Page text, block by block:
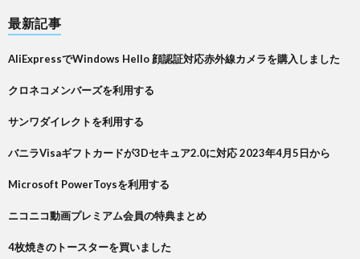
最新記事
AliExpressでWindows Hello 顔認証対応赤外線カメラを購入しました
クロネコメンバーズを利用する
サンワダイレクトを利用する
バニラVisaギフトカードが3Dセキュア2.0に対応 2023年4月5日から
Microsoft PowerToysを利用する
ニコニコ動画プレミアム会員の特典まとめ
4枚焼きのトースターを買いました